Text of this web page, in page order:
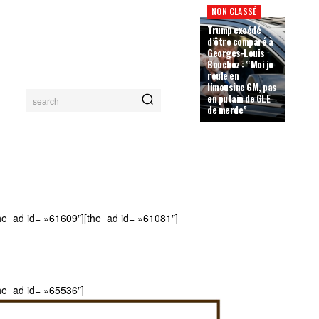
search
NON CLASSÉ
Trump excédé
d’être comparé à
Georges-Louis
Bouchez : “Moi je
roule en
limousine GM, pas
en putain de GLE
de merde”
id= »61609″][the_ad id= »61081″]
id= »65536″]